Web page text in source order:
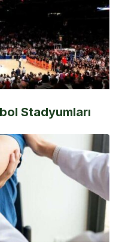
Stadyumları